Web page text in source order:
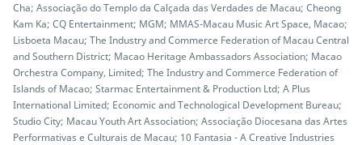
Cha; Associação do Templo da Calçada das Verdades de Macau; Cheong
Kam Ka; CQ Entertainment; MGM; MMAS-Macau Music Art Space, Macao;
Lisboeta Macau; The Industry and Commerce Federation of Macau Central
and Southern District; Macao Heritage Ambassadors Association; Macao
Orchestra Company, Limited; The Industry and Commerce Federation of
Islands of Macao; Starmac Entertainment & Production Ltd; A Plus
International Limited; Economic and Technological Development Bureau;
Studio City; Macau Youth Art Association; Associação Diocesana das Artes
Performativas e Culturais de Macau; 10 Fantasia - A Creative Industries